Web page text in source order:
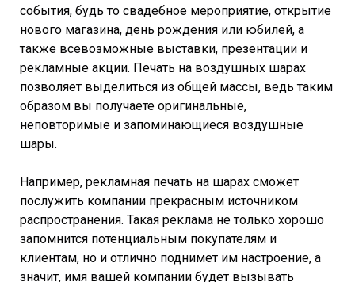
события, будь то свадебное мероприятие, открытие
нового магазина, день рождения или юбилей, а
также всевозможные выставки, презентации и
рекламные акции. Печать на воздушных шарах
позволяет выделиться из общей массы, ведь таким
образом вы получаете оригинальные,
неповторимые и запоминающиеся воздушные
шары.
Например, рекламная печать на шарах сможет
послужить компании прекрасным источником
распространения. Такая реклама не только хорошо
запомнится потенциальным покупателям и
клиентам, но и отлично поднимет им настроение, а
значит, имя вашей компании будет вызывать